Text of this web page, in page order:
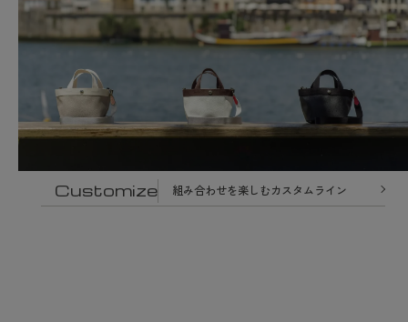
Customize 組み合わせを楽しむカスタムライン